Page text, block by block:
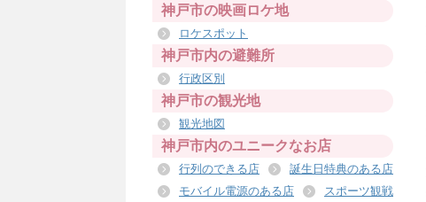
神戸市の映画ロケ地
ロケスポット
神戸市内の避難所
行政区別
神戸市の観光地
観光地図
神戸市内のユニークなお店
行列のできる店
誕生日特典のある店
モバイル電源のある店
スポーツ観戦